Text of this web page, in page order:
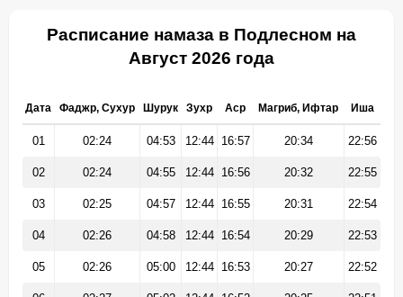
Расписание намаза в Подлесном на
Август 2026 года
Дата Фаджр, Сухур Шурук Зухр Аср Магриб, Ифтар Иша
01 02:24 04:53 12:44 16:57 20:34 22:56
02 02:24 04:55 12:44 16:56 20:32 22:55
03 02:25 04:57 12:44 16:55 20:31 22:54
04 02:26 04:58 12:44 16:54 20:29 22:53
05 02:26 05:00 12:44 16:53 20:27 22:52